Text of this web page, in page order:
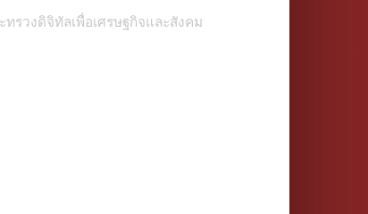
รวงดิจิทัลเพื่อเศรษฐกิจและสังคม